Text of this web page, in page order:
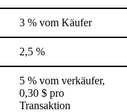
3 % vom Käufer
2,5 %
5 % vom verkäufer,
0,30 $ pro
Transaktion